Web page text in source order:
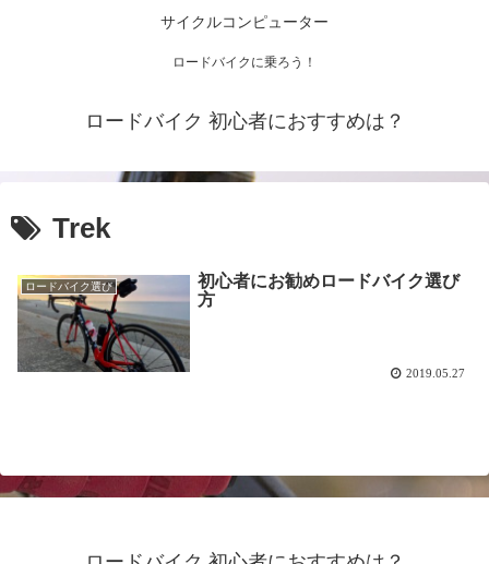
ロードバイクに乗ろう！
ロードバイク 初心者におすすめは？
サイクルコンピューター
Trek
ロードバイク選び
初心者にお勧めロードバイク選び
方
2019.05.27